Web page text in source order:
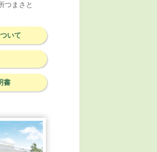
つまさと
いて
書